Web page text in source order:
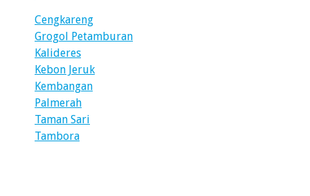
Cengkareng
Grogol Petamburan
Kalideres
Kebon Jeruk
Kembangan
Palmerah
Taman Sari
Tambora